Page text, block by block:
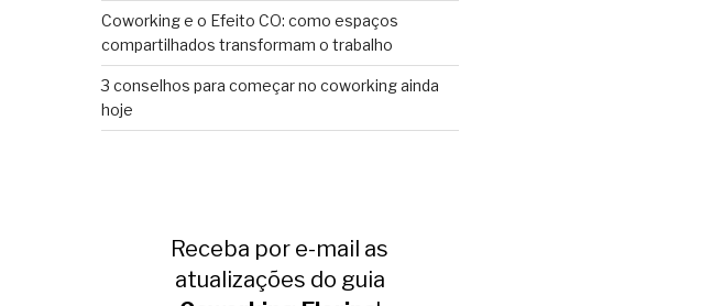
Coworking e o Efeito CO: como espaços
compartilhados transformam o trabalho
3 conselhos para começar no coworking ainda
hoje
Receba por e-mail as
atualizações do guia